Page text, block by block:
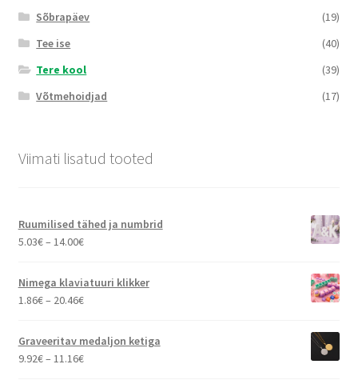
Sõbrapäev
(19)
Tee ise
(40)
Tere kool
(39)
Võtmehoidjad
(17)
Viimati lisatud tooted
Ruumilised tähed ja numbrid
5.03€– 14.00€Hinnavahemik:
kuni
14.00€
Nimega klaviatuuri klikker
1.86€– 20.46€Hinnavahemik:
kuni
20.46€
Graveeritav medaljon ketiga
9.92€– 11.16€Hinnavahemik: